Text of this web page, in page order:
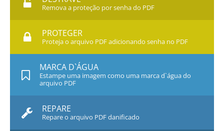
Remova a proteção por senha do PDF
PROTEGER
Proteja o arquivo PDF adicionando senha no PDF
MARCA D`ÁGUA
Estampe uma imagem como uma marca d`água do
arquivo PDF
REPARE
Repare o arquivo PDF danificado